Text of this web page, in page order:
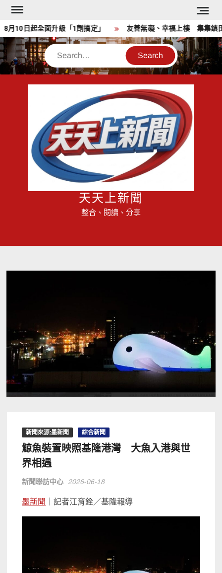
Skip
content
日起全面升級「1劑搞定」 友善無礙、幸福上樓 集集鎮田
Search
天天上新聞
整合、閱讀、分享
新聞來源:墨新聞 綜合新聞
鯨魚裝置映照基隆港灣 大魚入港與世
界相遇
新聞聯訪中心 2026-06-18
墨新聞 ｜記者江育銓／基隆報導